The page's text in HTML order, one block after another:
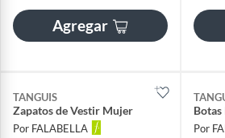
Agregar
TANGUIS
Zapatos de Vestir Mujer
Por FALABELLA Por